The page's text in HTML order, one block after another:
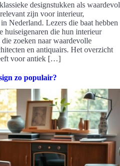
designstukken als waardevol
zijn voor interieur,
Nederland. Lezers die baat hebben
huiseigenaren die hun interieur
zoeken naar waardevolle
en antiquairs. Het overzicht
voor antiek […]
zo populair?